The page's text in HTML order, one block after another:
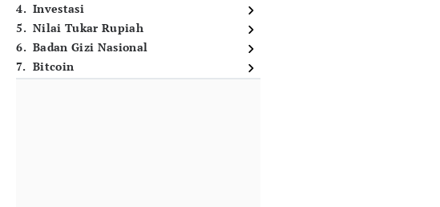
4. Investasi
5. Nilai Tukar Rupiah
6. Badan Gizi Nasional
7. Bitcoin